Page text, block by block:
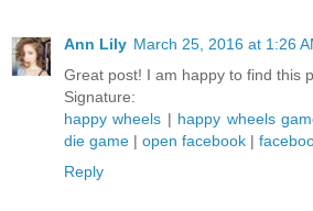
Ann Lily March 25, 2016 at 1:26
Great post! I am happy to find this
Signature:
happy wheels | happy wheels
die game | open facebook |
Reply